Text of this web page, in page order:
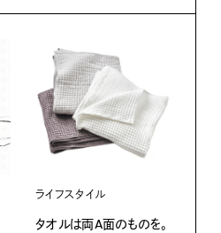
ライフスタイル
タオルは両A面のものを。